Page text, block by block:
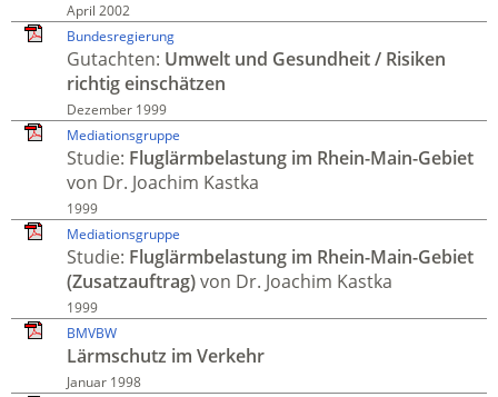
April 2002
Bundesregierung
Gutachten: Umwelt und Gesundheit / Risiken
richtig einschätzen
Dezember 1999
Mediationsgruppe
Studie: Fluglärm­belastung im Rhein-Main-Gebiet
von Dr. Joachim Kastka
1999
Mediationsgruppe
Studie: Fluglärm­belastung im Rhein-Main-Gebiet
(Zusatzauftrag)von Dr. Joachim Kastka
1999
BMVBW
Lärmschutz im Verkehr
Januar 1998